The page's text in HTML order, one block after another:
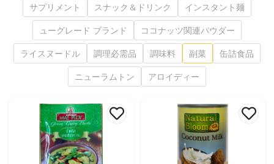
サプリメント スナック＆ドリンク
インスタント麺
ューグレード ブランド
ココナッツ関連パウダー
ライスヌードル
調理必需品 調味料 副菜
缶詰食品
ニューラムトン
アロイディー